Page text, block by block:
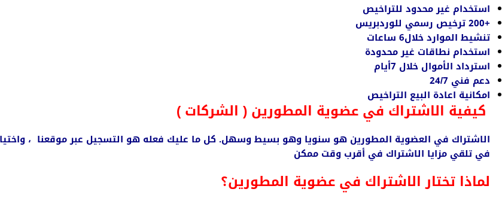
استخدام غير محدود للتراخيص
+200 ترخيص رسمي للوردبريس
تنشيط الموارد خلال6 ساعات
استخدام نطاقات غير محدودة
استرداد الأموال خلال 7أيام
دعم فني 24/7
امكانية اعادة البيع التراخيص
كيفية الاشتراك في عضوية المطورين ( الشركات )
الاشتراك في العضوية المطورين هو سنويا وهو بسيط وسهل. كل ما عليك فعله هو التسجيل عبر موقعنا ،
في تلقي مزايا الاشتراك في أقرب وقت ممكن
لماذا تختار الاشتراك في عضوية المطورين؟